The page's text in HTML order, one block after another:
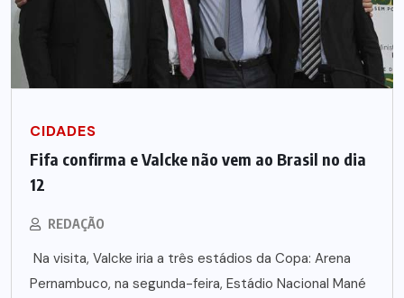
CIDADES
Fifa confirma e Valcke não vem ao Brasil no dia
12
REDAÇÃO
Na visita, Valcke iria a três estádios da Copa: Arena
Pernambuco, na segunda-feira, Estádio Nacional Mané